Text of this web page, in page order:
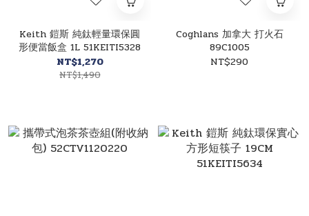
Keith 鎧斯 純鈦輕量環保圓
形便當飯盒 1L 51KEITI5328
NT$1,270
NT$1,490
Coghlans 加拿大 打火石
89C1005
NT$290